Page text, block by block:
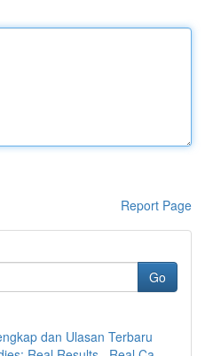
Report Page
Go
dan Ulasan Terbaru